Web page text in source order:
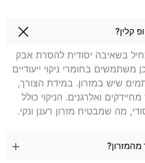
בגוש עציון קלין?
בשאיבה יסודית להסרת אבק
בחומרי ניקוי ייעודיים
שיש במזרון. במידת הצורך,
ואלרגנים. הניקוי כולל
מה שמבטיח מזרון רענן ונקי.
מהמזרון?